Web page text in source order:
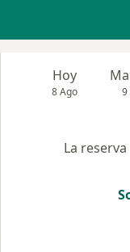
Hoy
8 Ago 9
La